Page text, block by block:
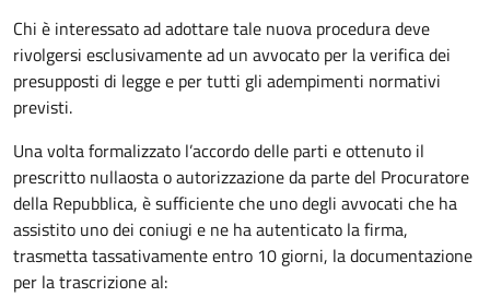
Chi è interessato ad adottare tale nuova procedura deve
rivolgersi esclusivamente ad un avvocato per la verifica dei
presupposti di legge e per tutti gli adempimenti normativi
previsti.
Una volta formalizzato l’accordo delle parti e ottenuto il
prescritto nullaosta o autorizzazione da parte del Procuratore
della Repubblica, è sufficiente che uno degli avvocati che ha
assistito uno dei coniugi e ne ha autenticato la firma,
trasmetta tassativamente entro 10 giorni, la documentazione
per la trascrizione al: